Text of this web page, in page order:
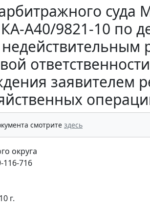
суда
КА-А40/9821-10 по
заявителем
смотрите здесь
округа
116-716
г.